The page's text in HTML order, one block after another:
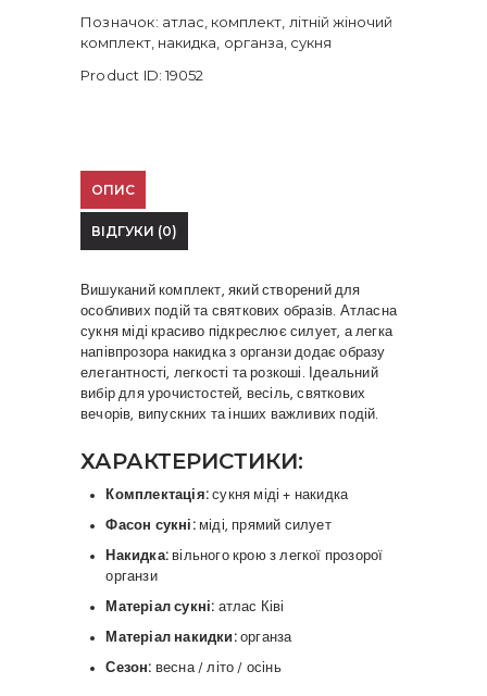
кількість
Позначок: атлас, комплект, літній жіночий
комплект, накидка, органза, сукня
Product ID:19052
ОПИС
ВІДГУКИ (0)
Вишуканий комплект, який створений для
особливих подій та святкових образів. Атласна
сукня міді красиво підкреслює силует, а легка
напівпрозора накидка з органзи додає образу
елегантності, легкості та розкоші. Ідеальний
вибір для урочистостей, весіль, святкових
вечорів, випускних та інших важливих подій.
ХАРАКТЕРИСТИКИ:
Комплектація: сукня міді + накидка
Фасон сукні:міді, прямий силует
Накидка: вільного крою з легкої прозорої
органзи
Матеріал сукні: атлас Ківі
Матеріал накидки:органза
Сезон: весна / літо / осінь